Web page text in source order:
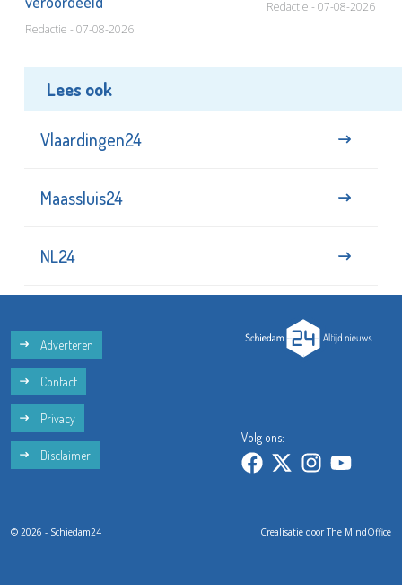
Redactie - 07-08-2026
Redactie - 07-08-2026
Lees ook
Vlaardingen24
Maassluis24
NL24
Adverteren
Contact
Privacy
Disclaimer
Volg ons:
© 2026 - Schiedam24 Crealisatie doorThe MindOffice